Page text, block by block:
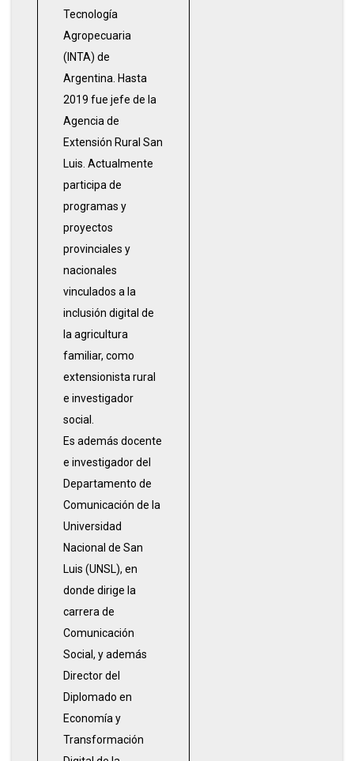
Tecnología
Agropecuaria
(INTA) de
Argentina. Hasta
2019 fue jefe de la
Agencia de
Extensión Rural San
Luis. Actualmente
participa de
programas y
proyectos
provinciales y
nacionales
vinculados a la
inclusión digital de
la agricultura
familiar, como
extensionista rural
e investigador
social.
Es además docente
e investigador del
Departamento de
Comunicación de la
Universidad
Nacional de San
Luis (UNSL), en
donde dirige la
carrera de
Comunicación
Social, y además
Director del
Diplomado en
Economía y
Transformación